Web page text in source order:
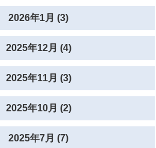
2026年1月 (3)
2025年12月 (4)
2025年11月 (3)
2025年10月 (2)
2025年7月 (7)